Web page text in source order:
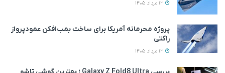
پروژه محرمانه آمریکا برای ساخت بمب‌افکن عمودپرواز
راکتی